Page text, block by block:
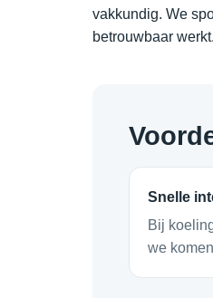
vakkundig. We
betrouwbaar werkt.
Snelle
Bij
we